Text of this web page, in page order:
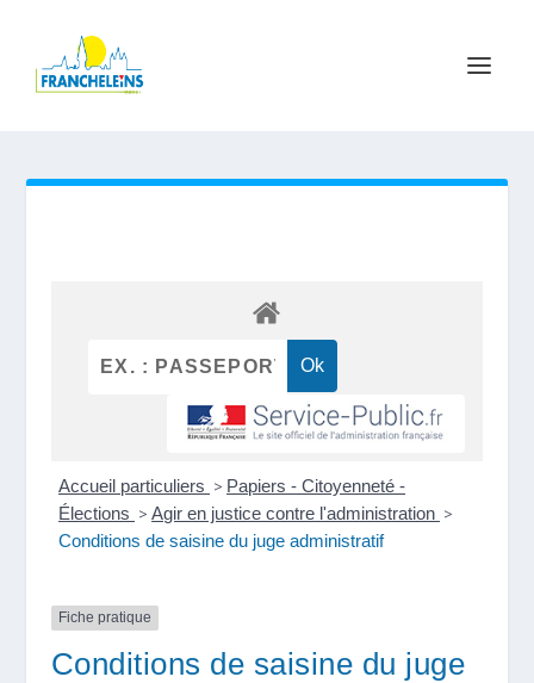
Accueil particuliers > Papiers - Citoyenneté -
Élections > Agir en justice contre l'administration >
Conditions de saisine du juge administratif
Fiche pratique
Conditions de saisine du juge